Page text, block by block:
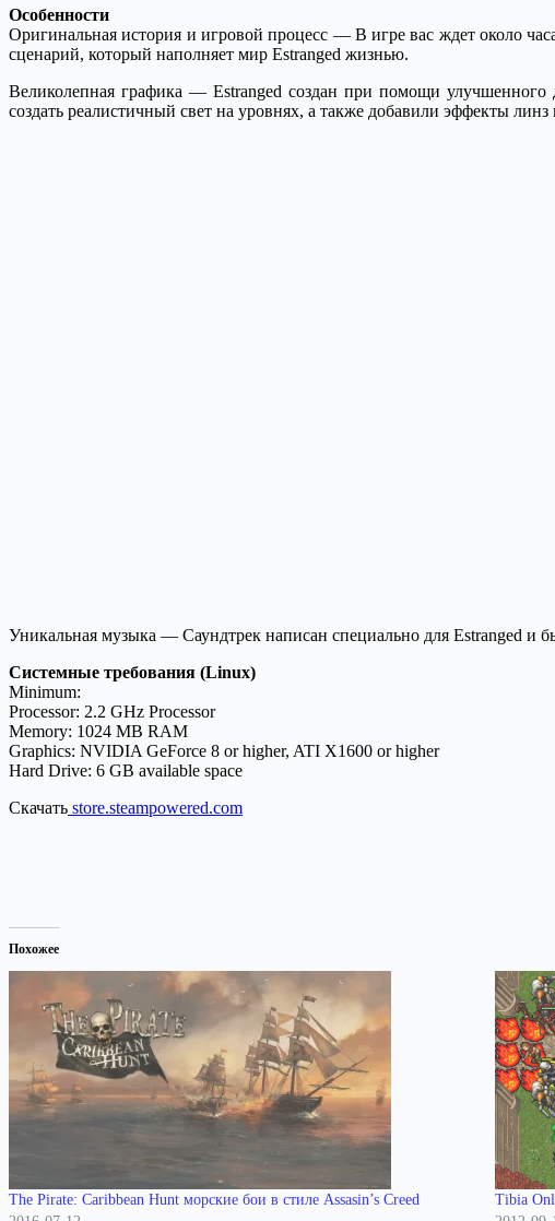
Особенности
Оригинальная история и игровой процесс — В игре вас ждет около
сценарий, который наполняет мир Estranged жизнью.
Великолепная графика — Estranged создан при помощи
создать реалистичный свет на уровнях, а также добавили эффекты
Уникальная музыка — Саундтрек написан специально для Estranged и
Системные требования (Linux)
Minimum:
Processor: 2.2 GHz Processor
Memory: 1024 MB RAM
Graphics: NVIDIA GeForce 8 or higher, ATI X1600 or higher
Hard Drive: 6 GB available space
Скачать store.steampowered.com
Похожее
The Pirate: Caribbean Hunt морские бои в стиле Assasin’s Creed
Tibia